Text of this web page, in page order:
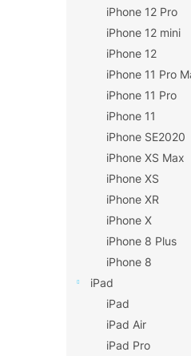
iPhone 12 Pro
iPhone 12 mini
iPhone 12
iPhone 11 Pro
iPhone 11 Pro
iPhone 11
iPhone SE2020
iPhone XS Max
iPhone XS
iPhone XR
iPhone X
iPhone 8 Plus
iPhone 8
iPad
iPad
iPad Air
iPad Pro